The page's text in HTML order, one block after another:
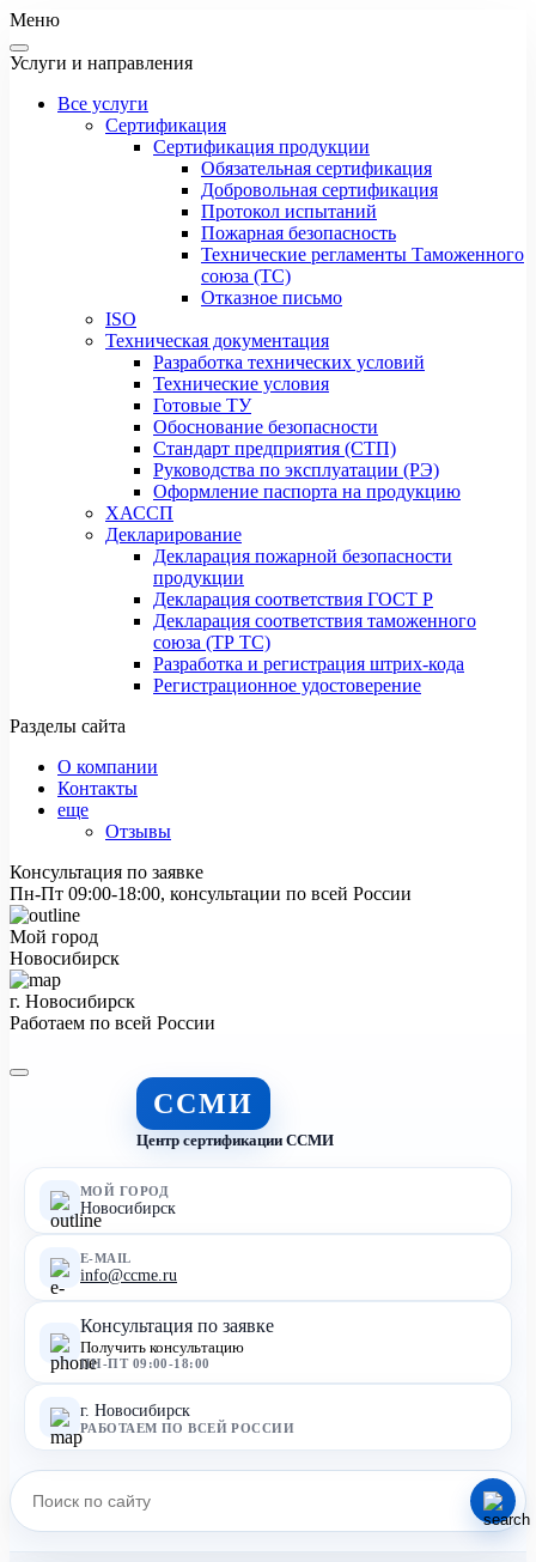
Меню
Услуги и направления
Все услуги
Сертификация
Сертификация продукции
Обязательная сертификация
Добровольная сертификация
Протокол испытаний
Пожарная безопасность
Технические регламенты Таможенного
союза (ТС)
Отказное письмо
ISO
Техническая документация
Разработка технических условий
Технические условия
Готовые ТУ
Обоснование безопасности
Стандарт предприятия (СТП)
Руководства по эксплуатации (РЭ)
Оформление паспорта на продукцию
ХАССП
Декларирование
Декларация пожарной безопасности
продукции
Декларация соответствия ГОСТ Р
Декларация соответствия таможенного
союза (ТР ТС)
Разработка и регистрация штрих-кода
Регистрационное удостоверение
Разделы сайта
О компании
Контакты
еще
Отзывы
Консультация по заявке
Пн-Пт 09:00-18:00, консультации по всей России
Мой город
Новосибирск
г. Новосибирск
Работаем по всей России
ССМИ
Центр сертификации ССМИ
МОЙ ГОРОД
Новосибирск
E-MAIL
info@ccme.ru
Консультация по заявке
Получить консультацию
ПН-ПТ 09:00-18:00
г. Новосибирск
РАБОТАЕМ ПО ВСЕЙ РОССИИ